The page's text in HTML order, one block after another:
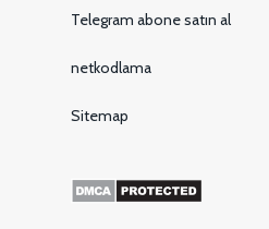
Telegram abone satın al
netkodlama
Sitemap